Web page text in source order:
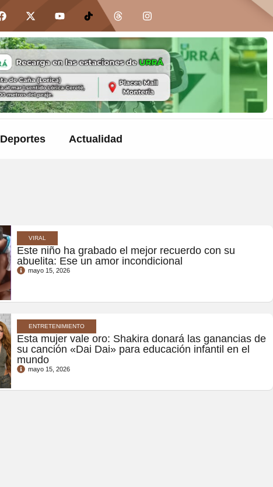
Deportes Actualidad
VIRAL
Este niño ha grabado el mejor recuerdo con su
abuelita: Ese un amor incondicional
mayo 15, 2026
ENTRETENIMIENTO
Esta mujer vale oro: Shakira donará las ganancias de
su canción «Dai Dai» para educación infantil en el
mundo
mayo 15, 2026